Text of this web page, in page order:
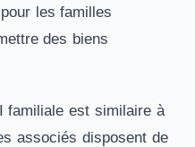
les familles
des biens
familiale est similaire à
associés disposent de